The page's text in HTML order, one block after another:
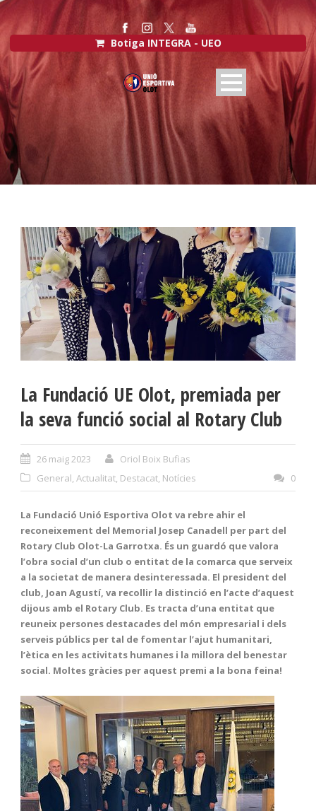
Botiga INTEGRA - UEO
La Fundació UE Olot, premiada per
la seva funció social al Rotary Club
26 maig 2023
Oriol Boix Bufias
General, Actualitat, Destacat, Notícies 0
La Fundació Unió Esportiva Olot va rebre ahir el
reconeixement del Memorial Josep Canadell per part del
Rotary Club Olot-La Garrotxa. És un guardó que valora
l’obra social d’un club o entitat de la comarca que serveix
a la societat de manera desinteressada. El president del
club, Joan Agustí, va recollir la distinció en l’acte d’aquest
dijous amb el Rotary Club. Es tracta d’una entitat que
reuneix persones destacades del món empresarial i dels
serveis públics per tal de fomentar l’ajut humanitari,
l’ètica en les activitats humanes i la millora del benestar
social. Moltes gràcies per aquest premi a la bona feina!